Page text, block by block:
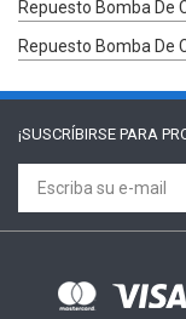
Repuesto Bomba De
Repuesto Bomba De
¡SUSCRÍBIRSE PARA